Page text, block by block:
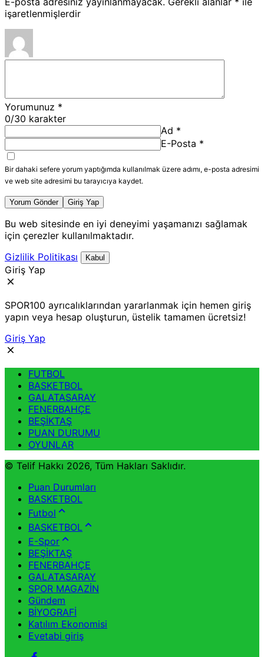
işaretlenmişlerdir
Yorumunuz *
0/30 karakter
Ad *
E-Posta *
Bir dahaki sefere yorum yaptığımda kullanılmak üzere adımı, e-posta adresimi
ve web site adresimi bu tarayıcıya kaydet.
Yorum Gönder Giriş Yap
Bu web sitesinde en iyi deneyimi yaşamanızı sağlamak
için çerezler kullanılmaktadır.
Gizlilik Politikası
Kabul
Giriş Yap
SPOR100 ayrıcalıklarından yararlanmak için hemen giriş
yapın veya hesap oluşturun, üstelik tamamen ücretsiz!
Giriş Yap
FUTBOL
BASKETBOL
GALATASARAY
FENERBAHÇE
BEŞİKTAŞ
PUAN DURUMU
OYUNLAR
© Telif Hakkı 2026, Tüm Hakları Saklıdır.
Puan Durumları
BASKETBOL
Futbol
BASKETBOL
E-Spor
BEŞİKTAŞ
FENERBAHÇE
GALATASARAY
SPOR MAGAZİN
Gündem
BİYOGRAFİ
Katılım Ekonomisi
Evetabi giriş